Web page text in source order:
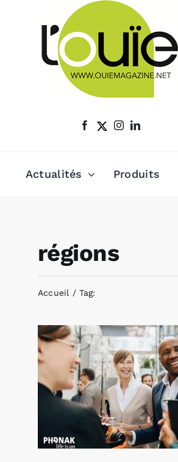
Actualités Produits
régions
Accueil Tag: